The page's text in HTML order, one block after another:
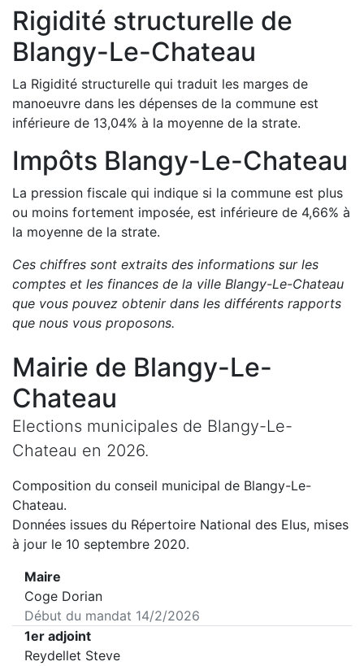
Rigidité structurelle de
Blangy-Le-Chateau
La Rigidité structurelle qui traduit les marges de
manoeuvre dans les dépenses de la commune est
inférieure de 13,04% à la moyenne de la strate.
Impôts Blangy-Le-Chateau
La pression fiscale qui indique si la commune est plus
ou moins fortement imposée, est inférieure de 4,66% à
la moyenne de la strate.
Ces chiffres sont extraits des informations sur les
comptes et les finances de la ville Blangy-Le-Chateau
que vous pouvez obtenir dans les différents rapports
que nous vous proposons.
Mairie de Blangy-Le-
Chateau
Elections municipales de Blangy-Le-
Chateau en 2026.
Composition du conseil municipal de Blangy-Le-
Chateau.
Données issues du Répertoire National des Elus, mises
à jour le 10 septembre 2020.
Maire
Coge Dorian
Début du mandat 14/2/2026
1er adjoint
Reydellet Steve